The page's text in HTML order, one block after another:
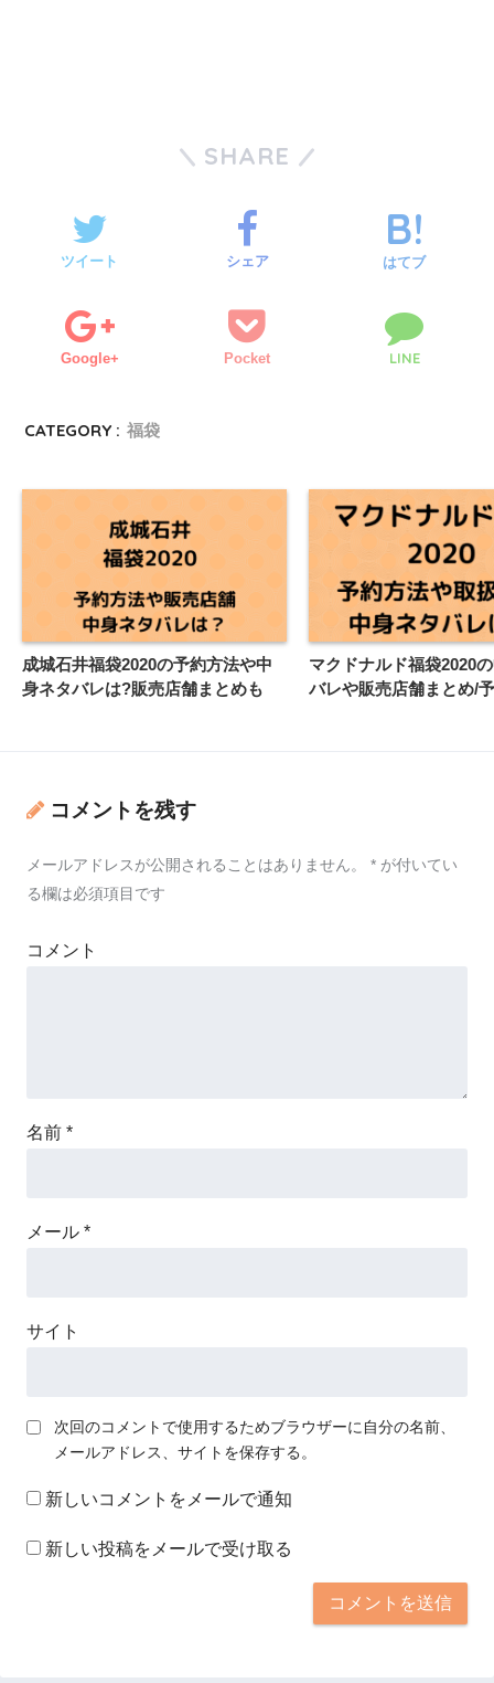
SHARE
ツイート シェア はてブ
Google+ Pocket LINE
CATEGORY : 福袋
成城石井福袋2020の予約方法や中
身ネタバレは?販売店舗まとめも
マクドナルド福袋2020
バレや販売店舗まとめ/
コメントを残す
メールアドレスが公開されることはありません。 * が付いてい
る欄は必須項目です
コメント
名前 *
メール *
サイト
次回のコメントで使用するためブラウザーに自分の名前、
メールアドレス、サイトを保存する。
新しいコメントをメールで通知
新しい投稿をメールで受け取る